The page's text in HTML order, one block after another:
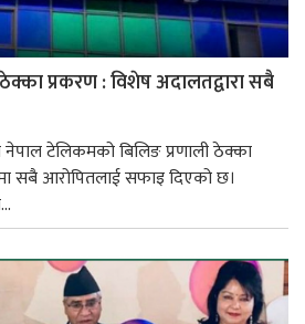
प्रकरण : विशेष अदालतद्वारा सबै
टेलिकमको बिलिङ प्रणाली ठेक्का
सबै आरोपितलाई सफाइ दिएको छ।